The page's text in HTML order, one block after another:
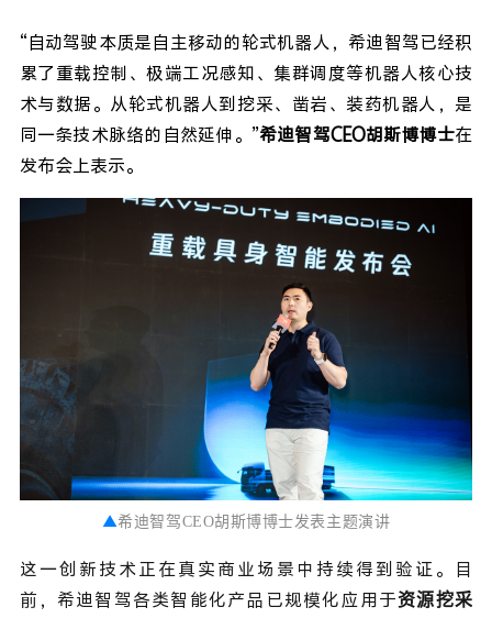
“自动驾驶本质是自主移动的轮式机器人，希迪智驾已经积
累了重载控制、极端工况感知、集群调度等机器人核心技
术与数据。从轮式机器人到挖采、凿岩、装药机器人，是
同一条技术脉络的自然延伸。”希迪智驾CEO胡斯博博士在
发布会上表示。
▲希迪智驾CEO胡斯博博士发表主题演讲
这一创新技术正在真实商业场景中持续得到验证。目
前，希迪智驾各类智能化产品已规模化应用于资源挖采